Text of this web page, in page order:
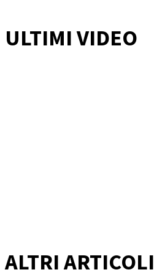
ULTIMI VIDEO
ALTRI ARTICOLI